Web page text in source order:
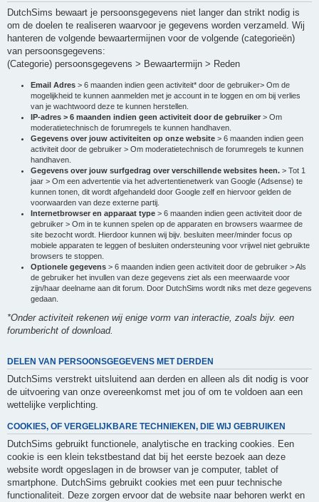
DutchSims bewaart je persoonsgegevens niet langer dan strikt nodig is
om de doelen te realiseren waarvoor je gegevens worden verzameld. Wij
hanteren de volgende bewaartermijnen voor de volgende (categorieën)
van persoonsgegevens:
(Categorie) persoonsgegevens > Bewaartermijn > Reden
Email Adres > 6 maanden indien geen activiteit* door de gebruiker> Om de
mogelijkheid te kunnen aanmelden met je account in te loggen en om bij verlies
van je wachtwoord deze te kunnen herstellen.
IP-adres > 6 maanden indien geen activiteit door de gebruiker > Om
moderatietechnisch de forumregels te kunnen handhaven.
Gegevens over jouw activiteiten op onze website > 6 maanden indien geen
activiteit door de gebruiker > Om moderatietechnisch de forumregels te kunnen
handhaven.
Gegevens over jouw surfgedrag over verschillende websites heen. > Tot 1
jaar > Om een advertentie via het advertentienetwerk van Google (Adsense) te
kunnen tonen, dit wordt afgehandeld door Google zelf en hiervoor gelden de
voorwaarden van deze externe partij.
Internetbrowser en apparaat type > 6 maanden indien geen activiteit door de
gebruiker > Om in te kunnen spelen op de apparaten en browsers waarmee de
site bezocht wordt. Hierdoor kunnen wij bijv. besluiten meer/minder focus op
mobiele apparaten te leggen of besluiten ondersteuning voor vrijwel niet gebruikte
browsers te stoppen.
Optionele gegevens > 6 maanden indien geen activiteit door de gebruiker > Als
de gebruiker het invullen van deze gegevens ziet als een meerwaarde voor
zijn/haar deelname aan dit forum. Door DutchSims wordt niks met deze gegevens
gedaan.
*Onder activiteit rekenen wij enige vorm van interactie, zoals bijv. een
forumbericht of download.
DELEN VAN PERSOONSGEGEVENS MET DERDEN
DutchSims verstrekt uitsluitend aan derden en alleen als dit nodig is voor
de uitvoering van onze overeenkomst met jou of om te voldoen aan een
wettelijke verplichting.
COOKIES, OF VERGELIJKBARE TECHNIEKEN, DIE WIJ GEBRUIKEN
DutchSims gebruikt functionele, analytische en tracking cookies. Een
cookie is een klein tekstbestand dat bij het eerste bezoek aan deze
website wordt opgeslagen in de browser van je computer, tablet of
smartphone. DutchSims gebruikt cookies met een puur technische
functionaliteit. Deze zorgen ervoor dat de website naar behoren werkt en